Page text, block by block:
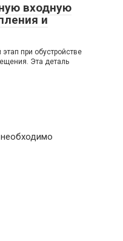
входную
и
при обустройстве
Эта деталь